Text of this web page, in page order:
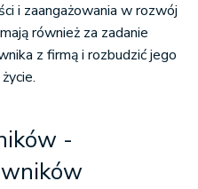
i zaangażowania w rozwój
również za zadanie
z firmą i rozbudzić jego
-